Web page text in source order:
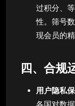
过积分、
性。筛号
现会员的
四、合规
用户隐私